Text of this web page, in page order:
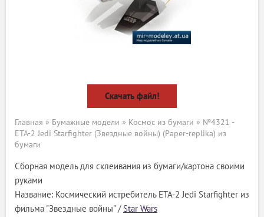
Скачать файл!
Главная » Бумажные модели » Космос из бумаги » №4321 -
ETA-2 Jedi Starfighter (Звездные войны) (Рaper-replika) из
бумаги
Сборная модель для склеивания из бумаги/картона своими
руками
Название: Космический истребитель ETA-2 Jedi Starfighter из
фильма "Звездные войны" /Star Wars